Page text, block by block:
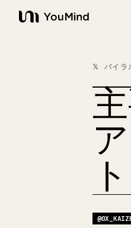
YouMind
𝕏 バイラ
ト
@